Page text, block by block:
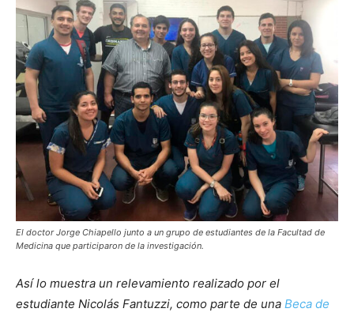
El doctor Jorge Chiapello junto a un grupo de estudiantes de la Facultad de
Medicina que participaron de la investigación.
Así lo muestra un relevamiento realizado por el
estudiante Nicolás Fantuzzi, como parte de una Beca de